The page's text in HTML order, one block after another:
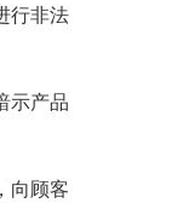
行非法
示产品
向顾客